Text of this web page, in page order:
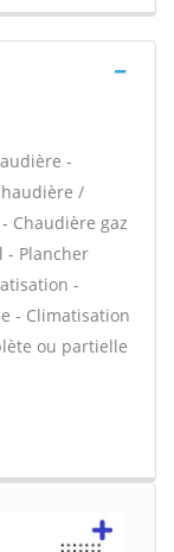
-
/
Chaudière gaz
- Plancher
-
- Climatisation
ou partielle